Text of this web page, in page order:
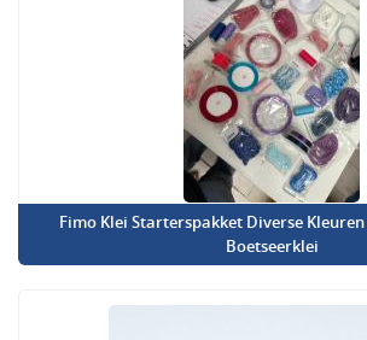
Fimo Klei Starterspakket Diverse
Boetseerklei